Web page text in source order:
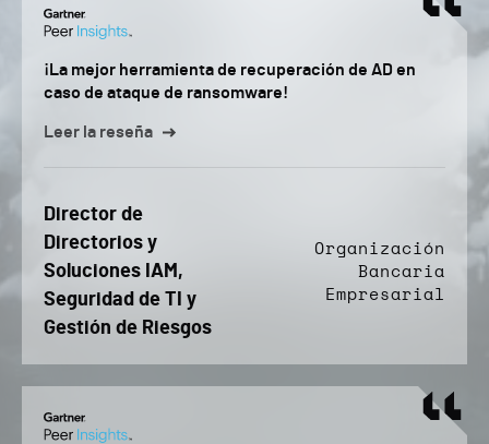
¡La mejor herramienta de recuperación de AD en
caso de ataque de ransomware!
Leer la reseña
Director de
Directorios y
Soluciones IAM,
Seguridad de TI y
Gestión de Riesgos
Organización
Bancaria
Empresarial